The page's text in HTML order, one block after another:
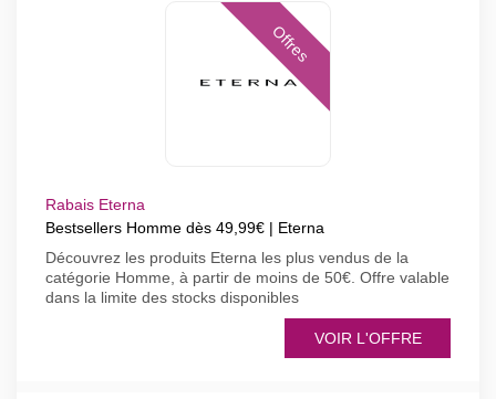
Offres
Rabais Eterna
Bestsellers Homme dès 49,99€ | Eterna
Découvrez les produits Eterna les plus vendus de la
catégorie Homme, à partir de moins de 50€. Offre valable
dans la limite des stocks disponibles
VOIR L'OFFRE